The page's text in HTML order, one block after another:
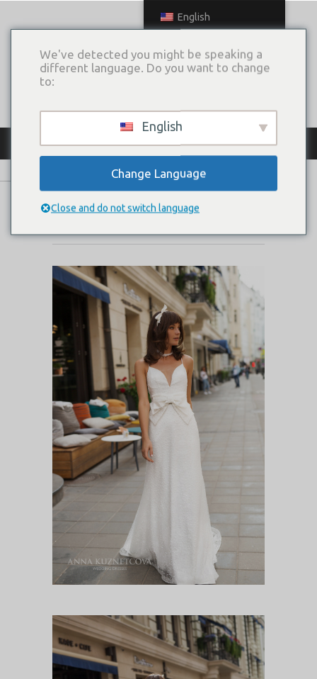
КАТАЛОГ ПЛАТЬЕВ
OZANN
English
We've detected you might be speaking a
different language. Do you want to change
to:
English
Change Language
Close and do not switch language